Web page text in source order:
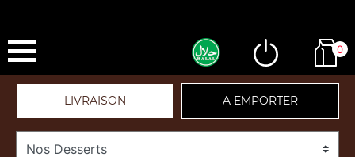
0
LIVRAISON A EMPORTER